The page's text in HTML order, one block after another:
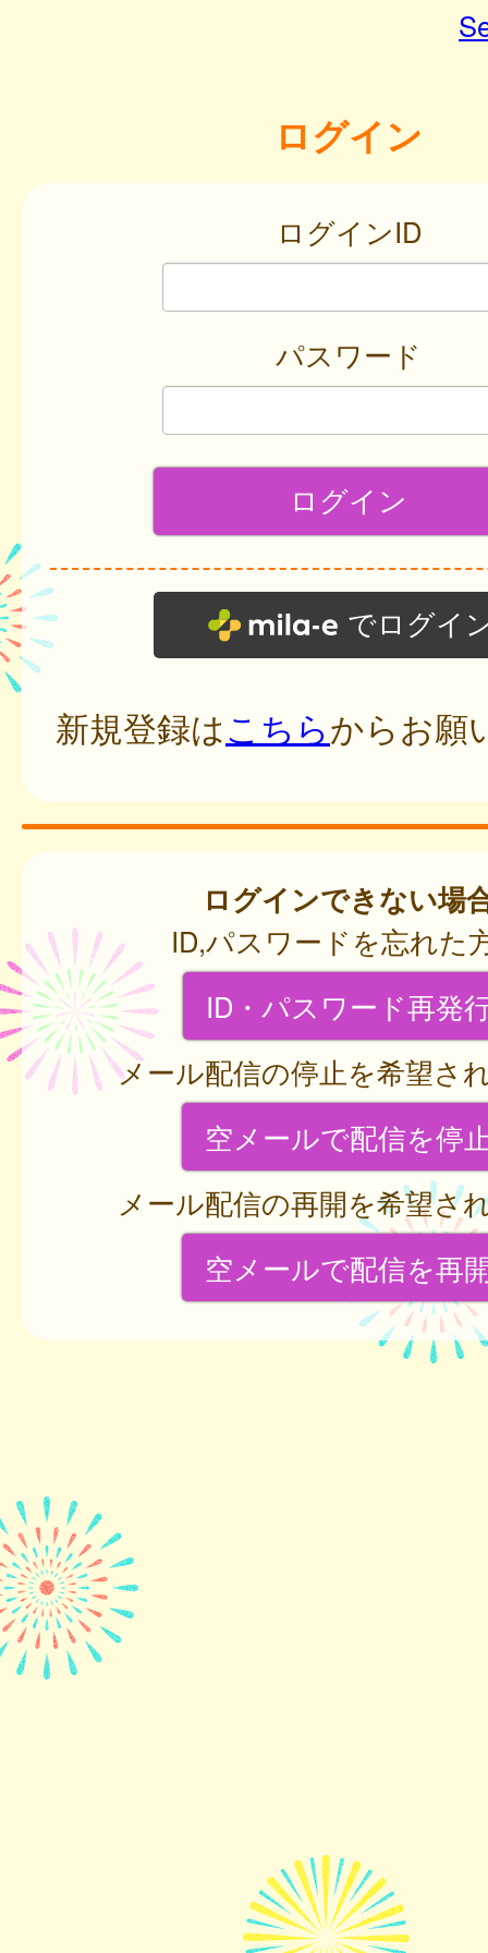
ログイン
ログインID
パスワード
でログイ
新規登録はこちらからお願
ログインできない場
ID,パスワードを忘れた
ID・パスワード再発
メール配信の停止を希望さ
空メールで配信を停
メール配信の再開を希望さ
空メールで配信を再